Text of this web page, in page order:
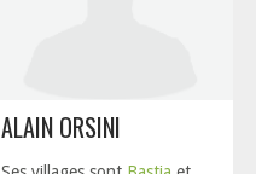
ALAIN ORSINI